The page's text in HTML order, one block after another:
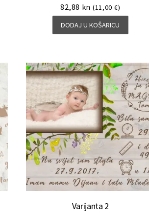
82,88 kn (11,00 €)
DODAJ U KOŠARICU
Varijanta 2